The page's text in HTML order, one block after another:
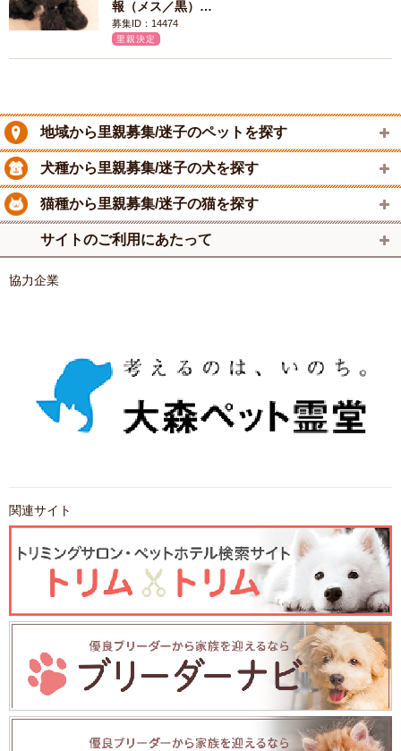
報（メス／黒）…
募集ID：14474
里親決定
地域から里親募集/迷子のペットを探す
犬種から里親募集/迷子の犬を探す
猫種から里親募集/迷子の猫を探す
サイトのご利用にあたって
協力企業
関連サイト